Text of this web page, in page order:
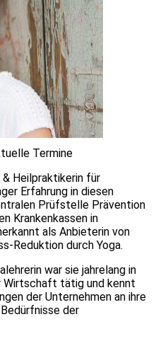
Termine
& Heilpraktikerin für
Erfahrung in diesen
Prüfstelle Prävention
Krankenkassen in
als Anbieterin von
Reduktion durch Yoga.
war sie jahrelang in
Wirtschaft tätig und kennt
der Unternehmen an ihre
der